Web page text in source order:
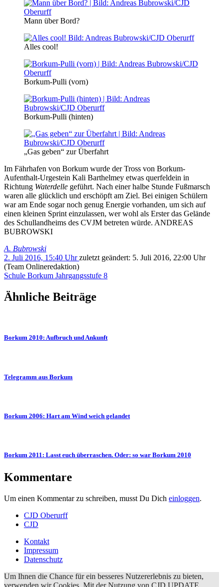
Mann über Bord?
Alles cool!
Borkum-Pulli (vorn)
Borkum-Pulli (hinten)
„Gas geben“ zur Überfahrt
Im Fährhafen von Borkum wurde der Tross von Borkum-
Aufenthalt-Urgestein Kali Barthelmey etwas querfeldein in
Richtung Waterdelle geführt. Nach einer halbe Stunde Fußmarsch
waren alle glücklich und erschöpft am Ziel. Bei einigen Schülern
war am Ende sogar noch genug Energie vorhanden, um sich auf
einen kleinen Sprint einzulassen, wer wohl als Erster das Gelände
des Schullandheims des CVJM betreten würde. ANDREAS
BUBROWSKI
A. Bubrowski
2. Juli 2016, 15:40 Uhrzuletzt geändert: 5. Juli 2016, 22:00 Uhr
(Team Onlineredaktion)
Schule Borkum Jahrgangsstufe 8
Ähnliche Beiträge
Borkum 2010: Aufbruch und Ankunft
Telegramm aus Borkum
Borkum 2006: Hart am Wind weich gelandet
Borkum 2011: Lasst euch überraschen. Oder: so war Borkum 2010
Kommentare
Um einen Kommentar zu schreiben, musst Du Dich einloggen.
CJD Oberurff
CJD
Kontakt
Impressum
Datenschutz
Um Ihnen die Chance für ein besseres Nutzererlebnis zu bieten,
verwenden wir Cookies. Mit der Nutzung von CJD UPDATE